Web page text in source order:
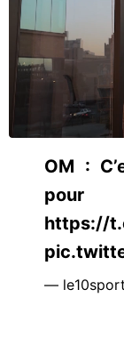
OM :
https://
—